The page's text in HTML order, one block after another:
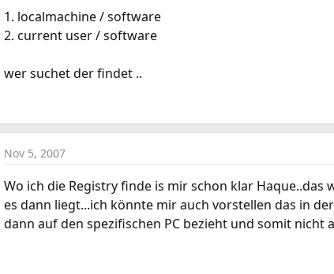
1. localmachine / software
2. current user / software
wer suchet der findet ..
Nov 5, 2007
Wo ich die Registry finde is mir schon klar
es dann liegt...ich könnte mir auch vorstellen das in
dann auf den spezifischen PC bezieht und somit nicht